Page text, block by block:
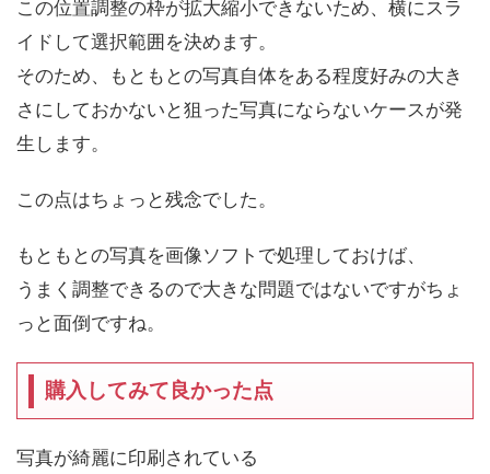
この位置調整の枠が拡大縮小できないため、横にスラ
イドして選択範囲を決めます。
そのため、もともとの写真自体をある程度好みの大き
さにしておかないと狙った写真にならないケースが発
生します。
この点はちょっと残念でした。
もともとの写真を画像ソフトで処理しておけば、
うまく調整できるので大きな問題ではないですがちょ
っと面倒ですね。
購入してみて良かった点
写真が綺麗に印刷されている